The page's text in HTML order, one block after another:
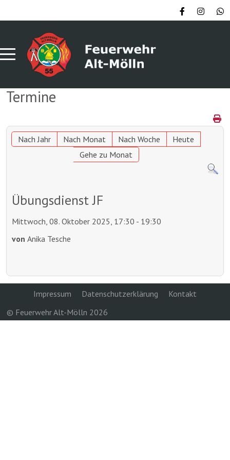
Termine
Nach Jahr Nach Monat Nach Woche
Heute
Gehe zu Monat
Übungsdienst JF
Mittwoch, 08. Oktober 2025, 17:30 - 19:30
von Anika Tesche
Impressum Datenschutzerklärung
Kontakt
© Feuerwehr Alt-Mölln 2026